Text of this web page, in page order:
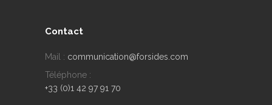
Contact
Mail : communication@forsides.com
Téléphone :
+33 (0)1 42 97 91 70